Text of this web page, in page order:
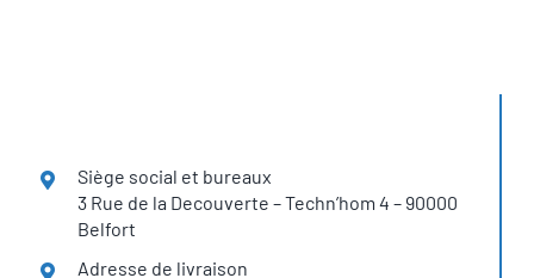
Siège social et bureaux
3 Rue de la Decouverte – Techn’hom 4 – 90000
Belfort
Adresse de livraison